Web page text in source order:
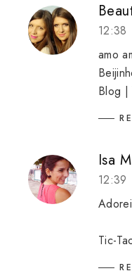
12:38
amo
Blog |
Isa
12:39
Tic-